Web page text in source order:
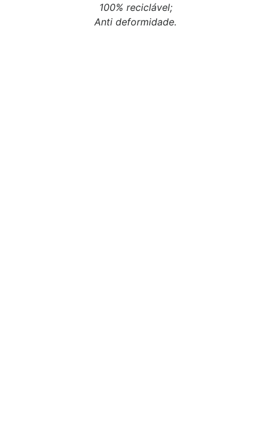
100% reciclável;
Anti deformidade.